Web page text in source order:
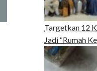
Targetkan 12
Jadi “Rumah